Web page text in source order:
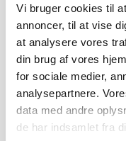
Vi bruger cookies til
annoncer, til at vise
at analysere vores
din brug af vores
for sociale medier,
analysepartnere.
data med andre
de har indsamlet fra
udvikling.
Anne ønsker
har derfor altid
der altid…men
stemme, der
mig og leder